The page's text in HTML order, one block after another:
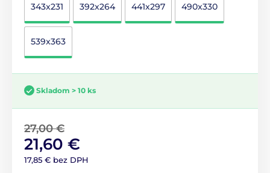
343x231 392x264 441x297 490x330
539x363
Skladom > 10 ks
27,00 €
21,60 €
17,85 € bez DPH